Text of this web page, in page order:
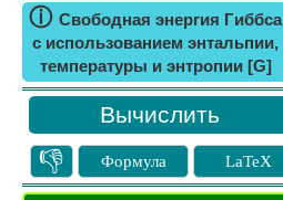
ⓘ Свободная энергия Гиббса
с использованием энтальпии,
температуры и энтропии [G]
👎 Формула LaTeX